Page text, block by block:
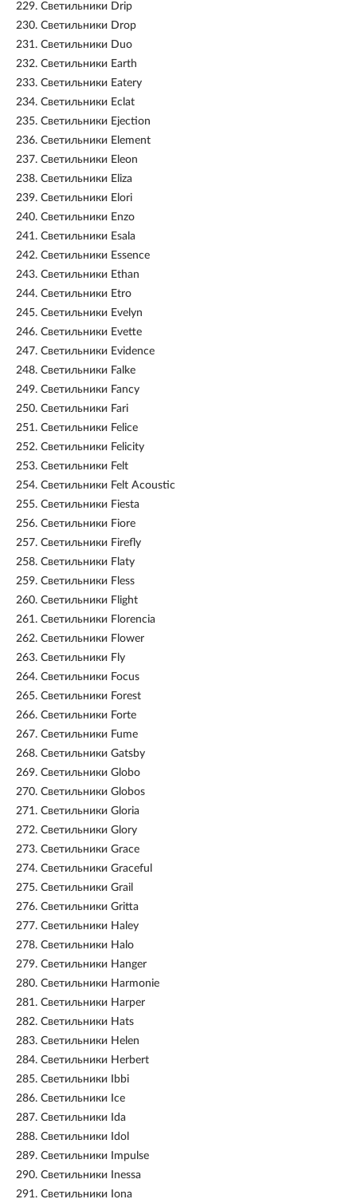
229. Светильники Drip
230. Светильники Drop
231. Светильники Duo
232. Светильники Earth
233. Светильники Eatery
234. Светильники Eclat
235. Светильники Ejection
236. Светильники Element
237. Светильники Eleon
238. Светильники Eliza
239. Светильники Elori
240. Светильники Enzo
241. Светильники Esala
242. Светильники Essence
243. Светильники Ethan
244. Светильники Etro
245. Светильники Evelyn
246. Светильники Evette
247. Светильники Evidence
248. Светильники Falke
249. Светильники Fancy
250. Светильники Fari
251. Светильники Felice
252. Светильники Felicity
253. Светильники Felt
254. Светильники Felt Acoustic
255. Светильники Fiesta
256. Светильники Fiore
257. Светильники Firefly
258. Светильники Flaty
259. Светильники Fless
260. Светильники Flight
261. Светильники Florencia
262. Светильники Flower
263. Светильники Fly
264. Светильники Focus
265. Светильники Forest
266. Светильники Forte
267. Светильники Fume
268. Светильники Gatsby
269. Светильники Globo
270. Светильники Globos
271. Светильники Gloria
272. Светильники Glory
273. Светильники Grace
274. Светильники Graceful
275. Светильники Grail
276. Светильники Gritta
277. Светильники Haley
278. Светильники Halo
279. Светильники Hanger
280. Светильники Harmonie
281. Светильники Harper
282. Светильники Hats
283. Светильники Helen
284. Светильники Herbert
285. Светильники Ibbi
286. Светильники Ice
287. Светильники Ida
288. Светильники Idol
289. Светильники Impulse
290. Светильники Inessa
291. Светильники Iona